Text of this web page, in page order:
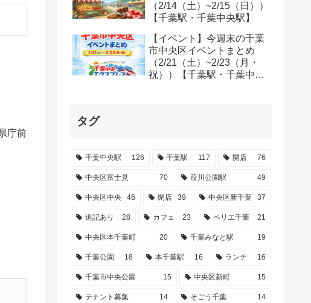
庁前
（2/14（土）~2/15（日））
【千葉駅・千葉中央駅】
【イベント】今週末の千葉
市中央区イベントまとめ
（2/21（土）~2/23（月・
祝））【千葉駅・千葉中央
タグ
千葉中央駅 126 千葉駅 117 開店 76
中央区富士見 70 葭川公園駅 49
中央区中央 46 閉店 39 中央区新千葉 37
追記あり 28 カフェ 23 ペリエ千葉 21
中央区本千葉町 20 千葉みなと駅 19
千葉公園 18 本千葉駅 16 ランチ 16
千葉市中央公園 15 中央区新町 15
テナント募集 14 そごう千葉 14